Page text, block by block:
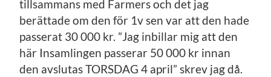
tillsammans med Farmers och det jag
berättade om den för 1v sen var att den hade
passerat 30 000 kr. ”Jag inbillar mig att den
här Insamlingen passerar 50 000 kr innan
den avslutas TORSDAG 4 april” skrev jag då.